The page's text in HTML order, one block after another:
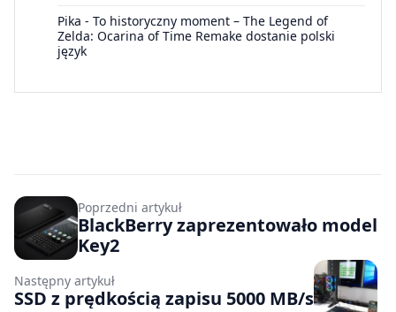
Pika - To historyczny moment – The Legend of
Zelda: Ocarina of Time Remake dostanie polski
język
Poprzedni artykuł
BlackBerry zaprezentowało model
Key2
Następny artykuł
SSD z prędkością zapisu 5000 MB/s